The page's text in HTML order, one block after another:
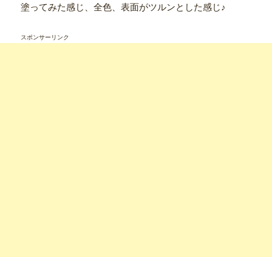
塗ってみた感じ、全色、表面がツルンとした感じ♪
スポンサーリンク